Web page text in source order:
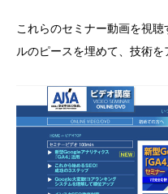
これらのセミナー動画を視
ルのピースを埋めて、技術を